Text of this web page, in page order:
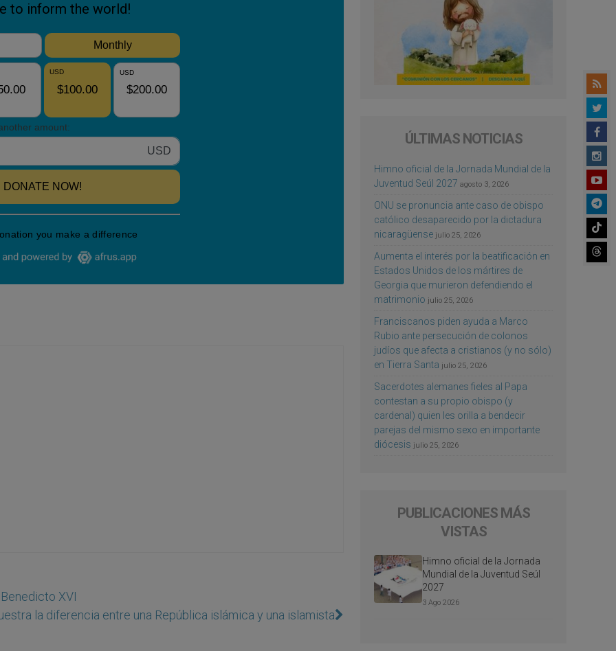
XVI
la diferencia entre una República islámica y una islamista
ÚLTIMAS NOTICIAS
Himno oficial de la Jornada Mundial de la
Juventud Seúl 2027 agosto 3, 2026
ONU se pronuncia ante caso de obispo
católico desaparecido por la dictadura
nicaragüense julio 25, 2026
Aumenta el interés por la beatificación en
Estados Unidos de los mártires de
Georgia que murieron defendiendo el
matrimonio julio 25, 2026
Franciscanos piden ayuda a Marco
Rubio ante persecución de colonos
judíos que afecta a cristianos (y no sólo)
en Tierra Santa julio 25, 2026
Sacerdotes alemanes fieles al Papa
contestan a su propio obispo (y
cardenal) quien les orilla a bendecir
parejas del mismo sexo en importante
diócesis julio 25, 2026
PUBLICACIONES MÁS
VISTAS
Himno oficial de la Jornada
Mundial de la Juventud Seúl
2027
3 Ago 2026